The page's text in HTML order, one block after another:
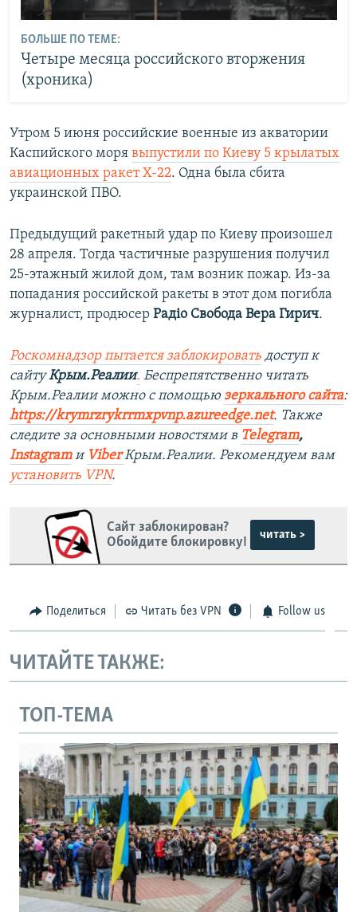
БОЛЬШЕ ПО ТЕМЕ:
Четыре месяца российского вторжения
(хроника)
Утром 5 июня российские военные из акватории
Каспийского моря выпустили по Киеву 5 крылатых
авиационных ракет Х-22. Одна была сбита
украинской ПВО.
Предыдущий ракетный удар по Киеву произошел
28 апреля. Тогда частичные разрушения получил
25-этажный жилой дом, там возник пожар. Из-за
попадания российской ракеты в этот дом погибла
журналист, продюсер Радіо Свобода Вера Гирич.
Роскомнадзор пытается заблокировать доступ к
сайту Крым.Реалии. Беспрепятственно читать
Крым.Реалии можно с помощью зеркального сайта:
https://krymrzrykrrmxpvnp.azureedge.net. Также
следите за основными новостями в Telegram,
Instagram и ViberКрым.Реалии. Рекомендуем вам
установить VPN.
Сайт заблокирован?
Обойдите блокировку!
читать >
Поделиться Читать без VPN Follow us
ЧИТАЙТЕ ТАКЖЕ:
ТОП-ТЕМА